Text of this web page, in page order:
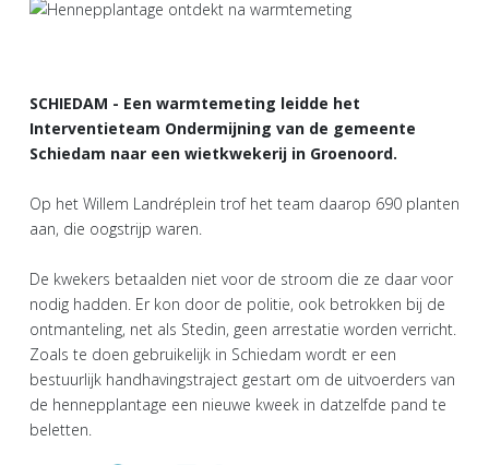
SCHIEDAM - Een warmtemeting leidde het
Interventieteam Ondermijning van de gemeente
Schiedam naar een wietkwekerij in Groenoord.
Op het Willem Landréplein trof het team daarop 690 planten
aan, die oogstrijp waren.
De kwekers betaalden niet voor de stroom die ze daar voor
nodig hadden. Er kon door de politie, ook betrokken bij de
ontmanteling, net als Stedin, geen arrestatie worden verricht.
Zoals te doen gebruikelijk in Schiedam wordt er een
bestuurlijk handhavingstraject gestart om de uitvoerders van
de hennepplantage een nieuwe kweek in datzelfde pand te
beletten.